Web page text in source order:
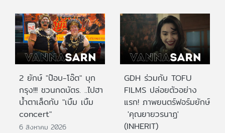
2 ยักษ์ "ป๊อบ-โอ๊ต" บุก
กรุง!!! ชวนกดบัตร. ..ไปฮา
น้ำตาเล็ดกับ "เบิ้ม เบิ้ม
concert"
6 สิงหาคม 2026
GDH ร่วมกับ TOFU
FILMS ปล่อยตัวอย่าง
แรก! ภาพยนตร์ฟอร์มยักษ์
'คุณยายวรนาฏ'
(INHERIT)